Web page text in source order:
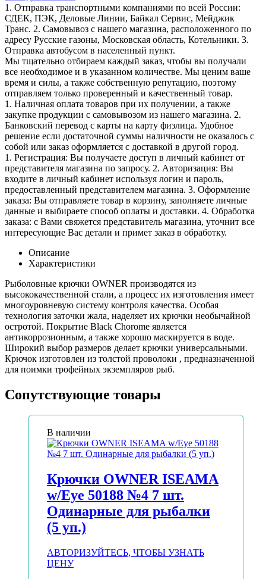
1. Отправка транспортными компаниями по всей России:
СДЕК, ПЭК, Деловые Линии, Байкал Сервис, Мейджик
Транс. 2. Самовывоз с нашего магазина, расположенного по
адресу Русские газоны, Московская область, Котельники. 3.
Отправка автобусом в населенный пункт.
Мы тщательно отбираем каждый заказ, чтобы вы получали
все необходимое и в указанном количестве. Мы ценим ваше
время и силы, а также собственную репутацию, поэтому
отправляем только проверенный и качественный товар.
1. Наличная оплата товаров при их получении, а также
закупке продукции с самовывозом из нашего магазина. 2.
Банковский перевод с карты на карту физлица. Удобное
решение если достаточной суммы наличности не оказалось с
собой или заказ оформляется с доставкой в другой город.
1. Регистрация: Вы получаете доступ в личный кабинет от
представителя магазина по запросу. 2. Авторизация: Вы
входите в личный кабинет используя логин и пароль,
предоставленный представителем магазина. 3. Оформление
заказа: Вы отправляете товар в корзину, заполняете личные
данные и выбираете способ оплаты и доставки. 4. Обработка
заказа: с Вами свяжется представитель магазина, уточнит все
интересующие Вас детали и примет заказ в обработку.
Описание
Характеристики
Рыболовные крючки OWNER производятся из
высококачественной стали, а процесс их изготовления имеет
многоуровневую систему контроля качества. Особая
технология заточки жала, наделяет их крючки необычайной
остротой. Покрытие Black Chorome является
антикоррозионным, а также хорошо маскируется в воде.
Широкий выбор размеров делает крючки универсальными.
Крючок изготовлен из толстой проволоки , предназначенной
для поимки трофейных экземпляров рыб.
Сопутствующие товары
В наличии
Крючки OWNER ISEAMA
w/Eye 50188 №4 7 шт.
Одинарные для рыбалки
(5 уп.)
АВТОРИЗУЙТЕСЬ, ЧТОБЫ УЗНАТЬ
ЦЕНУ